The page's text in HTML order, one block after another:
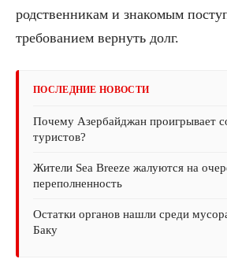
родственникам и знакомым
требованием вернуть долг.
ПОСЛЕДНИЕ НОВОСТИ
Почему Азербайджан проигрывает
туристов?
Жители Sea Breeze жалуются на
переполненность
Остатки органов нашли среди
Баку